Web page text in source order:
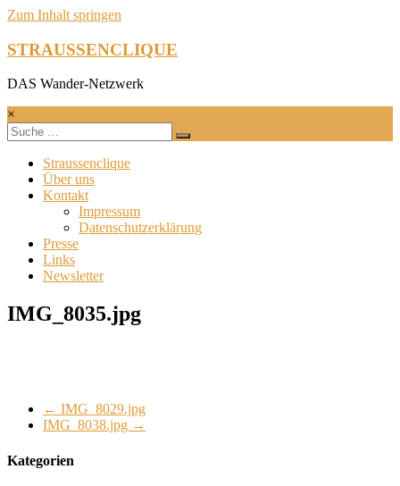
Zum Inhalt springen
STRAUSSENCLIQUE
DAS Wander-Netzwerk
×
Straussenclique
Über uns
Kontakt
Impressum
Datenschutzerklärung
Presse
Links
Newsletter
IMG_8035.jpg
← IMG_8029.jpg
IMG_8038.jpg →
Kategorien